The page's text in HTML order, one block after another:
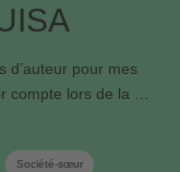
d’auteur pour mes
compte lors de la …
Société-sœur